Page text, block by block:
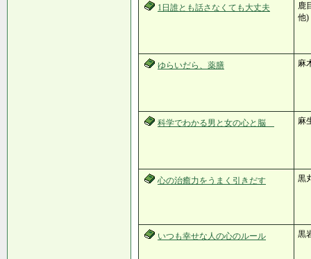
1日誰とも話さなくても大丈夫
鹿
他)
ゆらいだら、薬膳 麻
科学でわかる男と女の心と脳 麻
心の治癒力をうまく引きだす 黒
いつも幸せな人の心のルール 黒